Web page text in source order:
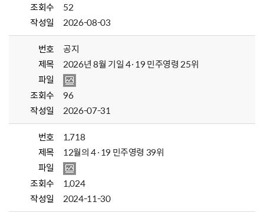
조회수
52
작성일
2026-08-03
번호
공지
제목
2026년 8월 기일 4·19 민주영령 25위
파일
조회수
96
작성일
2026-07-31
번호
1,718
제목
12월의 4·19 민주영령 39위
파일
조회수
1,024
작성일
2024-11-30